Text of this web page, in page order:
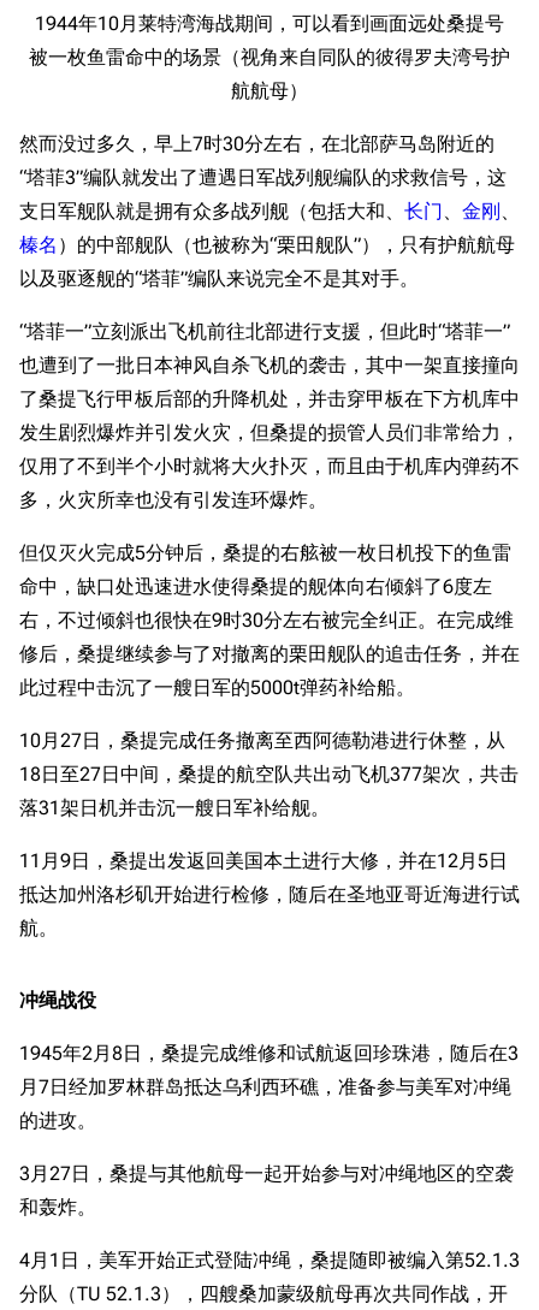
1944年10月莱特湾海战期间，可以看到画面远处桑提号
被一枚鱼雷命中的场景（视角来自同队的彼得罗夫湾号护
航航母）
然而没过多久，早上7时30分左右，在北部萨马岛附近的
“塔菲3”编队就发出了遭遇日军战列舰编队的求救信号，这
支日军舰队就是拥有众多战列舰（包括大和、 长门、 金刚、
榛名 ）的中部舰队（也被称为“栗田舰队”），只有护航航母
以及驱逐舰的“塔菲”编队来说完全不是其对手。
“塔菲一”立刻派出飞机前往北部进行支援，但此时“塔菲一”
也遭到了一批日本神风自杀飞机的袭击，其中一架直接撞向
了桑提飞行甲板后部的升降机处，并击穿甲板在下方机库中
发生剧烈爆炸并引发火灾，但桑提的损管人员们非常给力，
仅用了不到半个小时就将大火扑灭，而且由于机库内弹药不
多，火灾所幸也没有引发连环爆炸。
但仅灭火完成5分钟后，桑提的右舷被一枚日机投下的鱼雷
命中，缺口处迅速进水使得桑提的舰体向右倾斜了6度左
右，不过倾斜也很快在9时30分左右被完全纠正。在完成维
修后，桑提继续参与了对撤离的栗田舰队的追击任务，并在
此过程中击沉了一艘日军的5000t弹药补给船。
10月27日，桑提完成任务撤离至西阿德勒港进行休整，从
18日至27日中间，桑提的航空队共出动飞机377架次，共击
落31架日机并击沉一艘日军补给舰。
11月9日，桑提出发返回美国本土进行大修，并在12月5日
抵达加州洛杉矶开始进行检修，随后在圣地亚哥近海进行试
航。
冲绳战役
1945年2月8日，桑提完成维修和试航返回珍珠港，随后在3
月7日经加罗林群岛抵达乌利西环礁，准备参与美军对冲绳
的进攻。
3月27日，桑提与其他航母一起开始参与对冲绳地区的空袭
和轰炸。
4月1日，美军开始正式登陆冲绳，桑提随即被编入第52.1.3
分队（TU 52.1.3），四艘桑加蒙级航母再次共同作战，开